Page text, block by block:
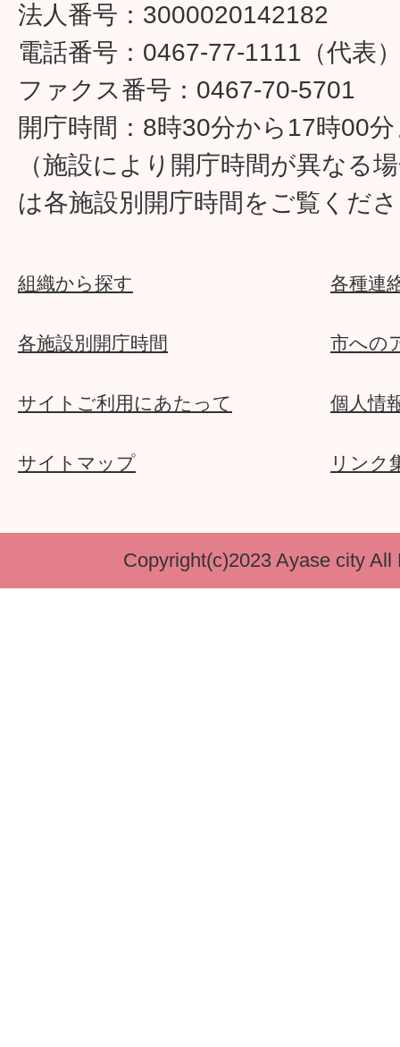
差押財産の公売は行っていま
災害などによる滞納となった
されるのですか。
った場合はどうやって納め
市税を口座振替で納付した
市税等の口座振替が残高不
市税等の口座振替は手数料
法人番号：3000020142182
電話番号：0467-77-1111（代表
ファクス番号：0467-70-5701
開庁時間：8時30分から17時00
（施設により開庁時間が異なる
は各施設別開庁時間をご覧くだ
組織から探す 各種連
各施設別開庁時間 市への
サイトご利用にあたって 個人情
サイトマップ リンク
Copyright(c)2023 Ayase city